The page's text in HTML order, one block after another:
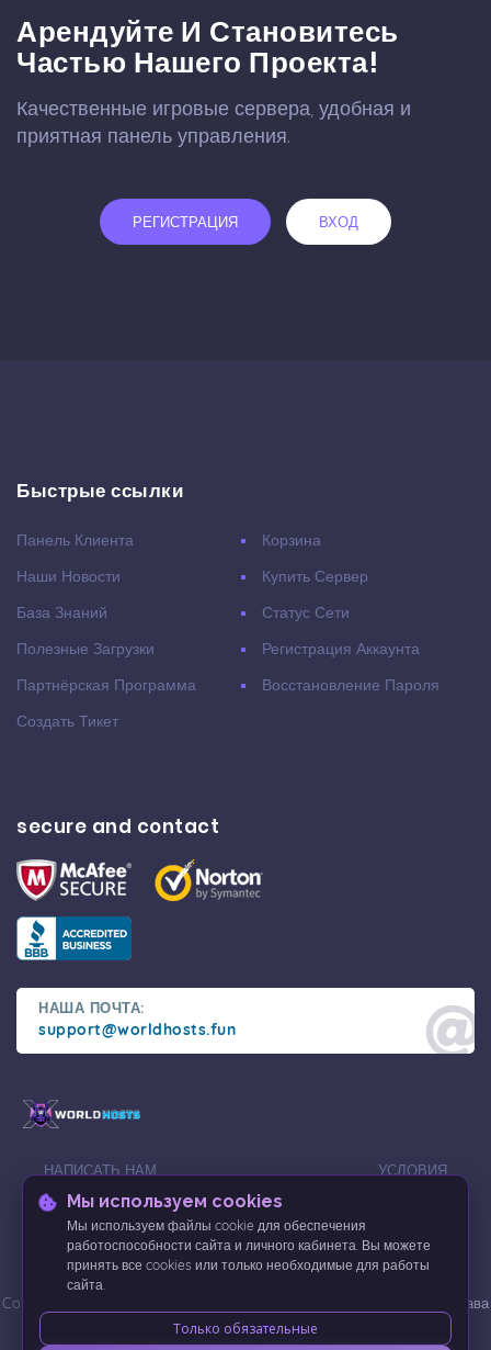
Арендуйте И Становитесь
Частью Нашего Проекта!
Качественные игровые сервера, удобная и
приятная панель управления.
РЕГИСТРАЦИЯ ВХОД
Быстрые ссылки
Панель Клиента
Наши Новости
База Знаний
Полезные Загрузки
Партнёрская Программа
Создать Тикет
Корзина
Купить Сервер
Статус Сети
Регистрация Аккаунта
Восстановление Пароля
secure and contact
НАША ПОЧТА:
support@worldhosts.fun
НАПИСАТЬ НАМ
ПОЛИТИКА
КОНФИДЕНЦИАЛЬНОСТИ
УСЛОВИЯ
Copyright © 2026 WorldHosts.fun - Хостинг игровых серверов. Все права
защищены.
Мы используем cookies
Мы используем файлы cookie для обеспечения
работоспособности сайта и личного кабинета. Вы можете
принять все cookies или только необходимые для работы
сайта.
Только обязательные